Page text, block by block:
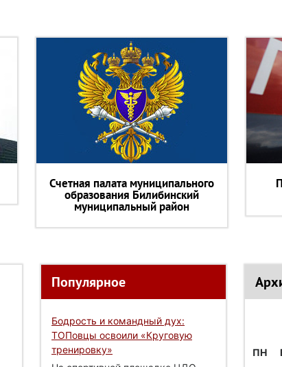
Счетная палата муниципального
образования Билибинский
муниципальный район
Популярное
Бодрость и командный дух:
ТОПовцы освоили «Круговую
тренировку»
ПН